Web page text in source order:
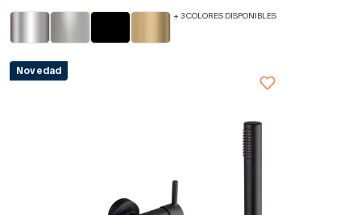
+ 3 COLORES DISPONIBLES
Novedad